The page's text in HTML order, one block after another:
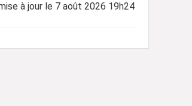
à jour le 7 août 2026 19h24